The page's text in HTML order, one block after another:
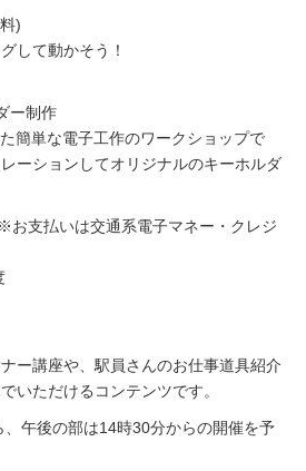
)
して動かそう！
ー制作
簡単な電子工作のワークショップで
ーションしてオリジナルのキーホルダ
お支払いは交通系電子マネー・クレジ
ー講座や、駅員さんのお仕事道具紹介
いただけるコンテンツです。
午後の部は14時30分からの開催を予